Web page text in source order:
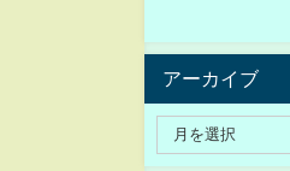
アーカイブ